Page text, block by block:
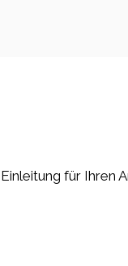
für Ihren